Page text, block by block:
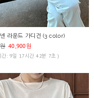
라운드 가디건 (3 color)
40,900원
간: 9일 17시간 42분 7초 )